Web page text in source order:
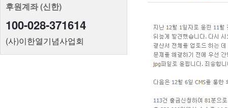
후원계좌 (신한)
100-028-371614
(사)이한열기념사업회